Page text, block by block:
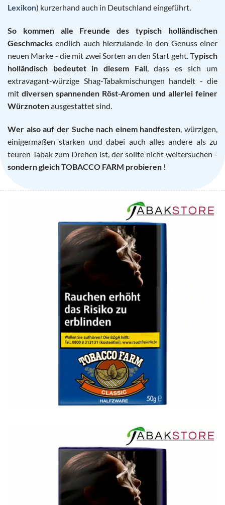
Lexikon) kurzerhand auch in Deutschland eingeführt.
So kommen alle Freunde des typisch holländischen
Geschmacks endlich auch hierzulande in den Genuss einer
neuen Marke - die mit zwei Sorten an den Start geht. Typisch
holländisch bedeutet in diesem Fall, dass es sich um
extravagant-würzige Shag-Tabakmischungen handelt - die
mit diversen spannenden Röst-Aromen und allerlei feiner
Würznotenausgestattet sind.
Wer also auf der Suche nach einem handfesten , würzigen,
einigermaßen starken und dabei auch alles andere als zu
teuren Tabak zum Drehen ist, der sollte nicht weitersuchen -
sondern gleich TOBACCO FARM probieren !